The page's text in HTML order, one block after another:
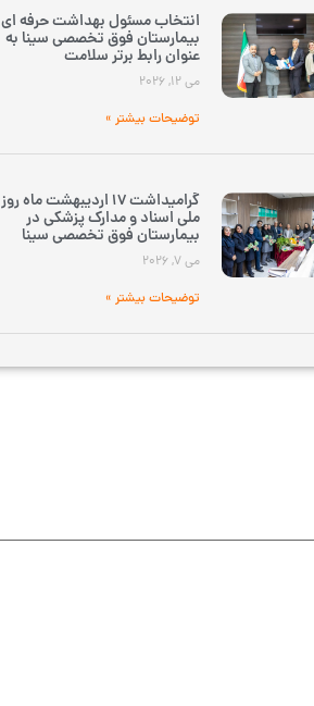
انتخاب مسئول بهداشت حرفه ای
بیمارستان فوق تخصصی سینا به
عنوان رابط برتر سلامت
می 12, 2026
توضیحات بیشتر »
گرامیداشت 17 اردیبهشت ماه روز
ملی اسناد و مدارک پزشکی در
بیمارستان فوق تخصصی سینا
می 7, 2026
توضیحات بیشتر »